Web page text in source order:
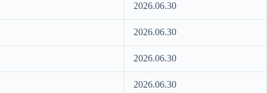
2026.06.30
2026.06.30
2026.06.30
2026.06.30